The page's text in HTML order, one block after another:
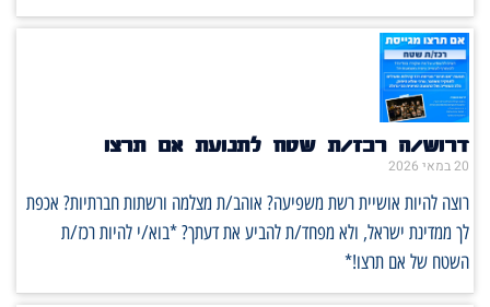
דרוש/ה רכז/ת שטח לתנועת אם תרצו
20 במאי 2026
רוצה להיות אושיית רשת משפיעה? אוהב/ת מצלמה ורשתות חברתיות? אכפת
לך ממדינת ישראל, ולא מפחד/ת להביע את דעתך? *בוא/י להיות רכז/ת
השטח של אם תרצו!*